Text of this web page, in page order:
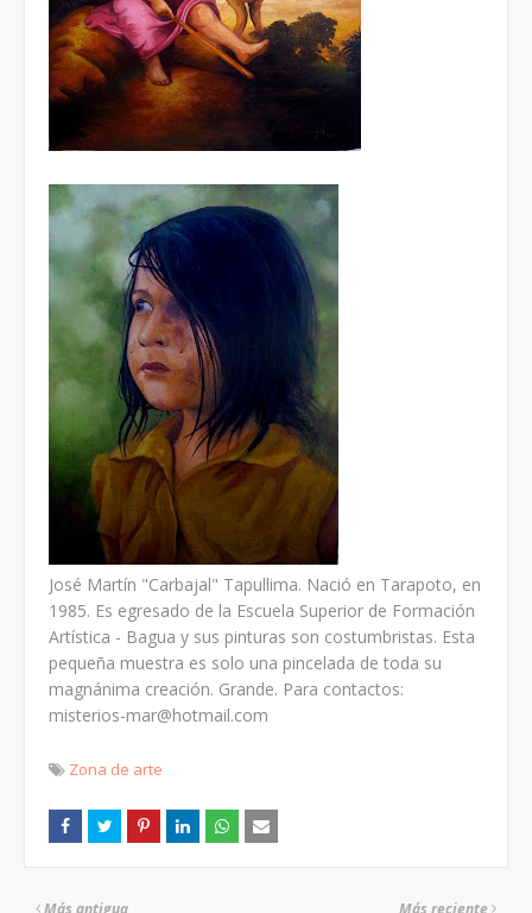
José Martín "Carbajal" Tapullima. Nació en Tarapoto, en
1985. Es egresado de la Escuela Superior de Formación
Artística - Bagua y sus pinturas son costumbristas. Esta
pequeña muestra es solo una pincelada de toda su
magnánima creación. Grande. Para contactos:
misterios-mar@hotmail.com
Zona de arte
Más reciente
Más antigua